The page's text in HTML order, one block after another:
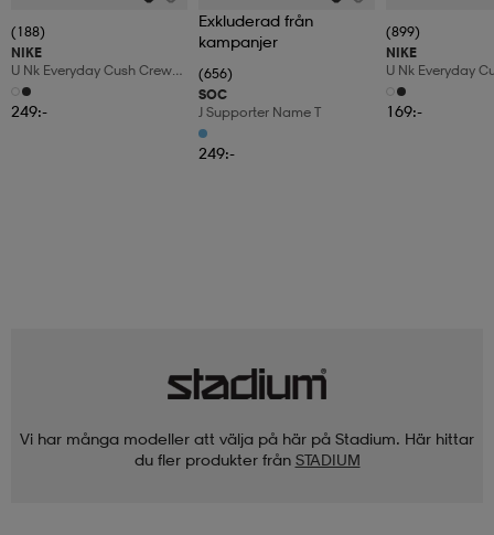
(188)
NIKE
U Nk Everyday Cush Crew
6pr-Bd
249:-
Exkluderad från
kampanjer
(656)
SOC
J Supporter Name T
249:-
(899)
NIKE
U Nk Everyday
3pr
169:-
Vi har många modeller att välja på här på Stadium. Här hittar
du fler produkter från STADIUM